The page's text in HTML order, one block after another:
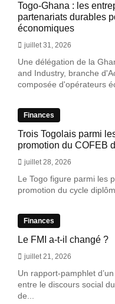
Togo-Ghana : les
partenariats durables
économiques
juillet 31, 2026
Une délégation de la
and Industry, branche
composée d'opérateurs
Finances
Trois Togolais parmi
promotion du COFEB
juillet 28, 2026
Le Togo figure parmi les
promotion du cycle
Finances
Le FMI a-t-il changé ?
juillet 21, 2026
Un rapport-pamphlet
entre le discours social
de...